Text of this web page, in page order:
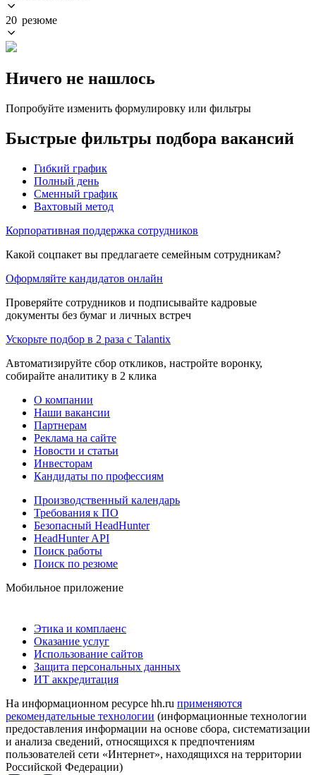
20 резюме
Ничего не нашлось
Попробуйте изменить формулировку или фильтры
Быстрые фильтры подбора вакансий
Гибкий график
Полный день
Сменный график
Вахтовый метод
Корпоративная поддержка сотрудников
Какой соцпакет вы предлагаете семейным сотрудникам?
Оформляйте кандидатов онлайн
Проверяйте сотрудников и подписывайте кадровые
документы без бумаг и личных встреч
Ускорьте подбор в 2 раза с Talantix
Автоматизируйте сбор откликов, настройте воронку,
собирайте аналитику в 2 клика
О компании
Наши вакансии
Партнерам
Реклама на сайте
Новости и статьи
Инвесторам
Кандидаты по профессиям
Производственный календарь
Требования к ПО
Безопасный HeadHunter
HeadHunter API
Поиск работы
Поиск по резюме
Мобильное приложение
Этика и комплаенс
Оказание услуг
Использование сайтов
Защита персональных данных
ИТ аккредитация
На информационном ресурсе hh.ru применяются
рекомендательные технологии (информационные технологии
предоставления информации на основе сбора, систематизации
и анализа сведений, относящихся к предпочтениям
пользователей сети «Интернет», находящихся на территории
Российской Федерации)